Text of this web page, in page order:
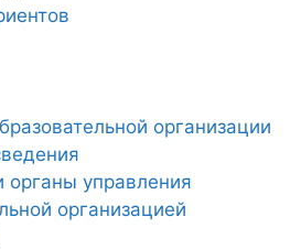
организации
органы управления
организацией